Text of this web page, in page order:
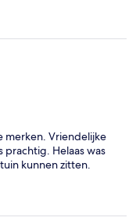
merken. Vriendelijke
prachtig. Helaas was
kunnen zitten.